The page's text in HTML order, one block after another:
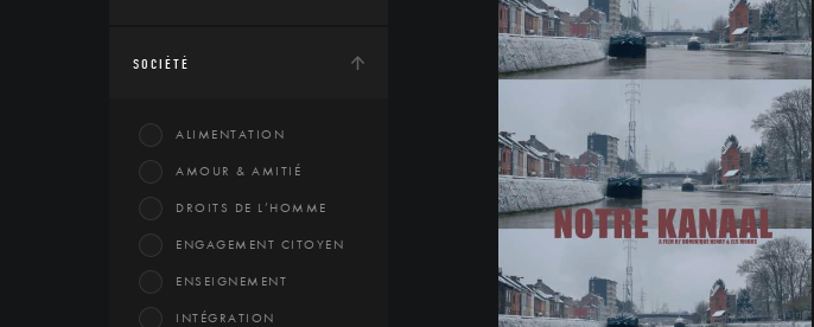
SOCIÉTÉ
ALIMENTATION
AMOUR & AMITIÉ
DROITS DE L’HOMME
ENGAGEMENT CITOYEN
ENSEIGNEMENT
INTÉGRATION